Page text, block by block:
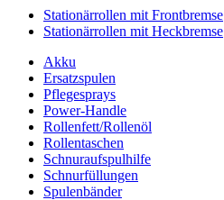
Stationärrollen mit Frontbremse
Stationärrollen mit Heckbremse
Akku
Ersatzspulen
Pflegesprays
Power-Handle
Rollenfett/Rollenöl
Rollentaschen
Schnuraufspulhilfe
Schnurfüllungen
Spulenbänder